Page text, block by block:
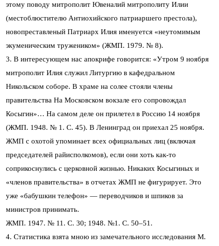
этому поводу митрополит Ювеналий митрополиту Илии
(местоблюстителю Антиохийского патриаршего престола),
новопреставленый Патриарх Илия именуется «неутомимым
экуменическим тружеником» (ЖМП. 1979. № 8).
3. В интересующем нас апокрифе говорится: «Утром 9 ноября
митрополит Илия служил Литургию в кафедральном
Никольском соборе. В храме на солее стояли члены
правительства На Московском вокзале его сопровождал
Косыгин»… На самом деле он прилетел в Россию 14 ноября
(ЖМП. 1948. № 1. С. 45). В Ленинград он приехал 25 ноября.
ЖМП с охотой упоминает всех официальных лиц (включая
председателей райисполкомов), если они хоть как-то
соприкоснулись с церковной жизнью. Никаких Косыгиных и
«членов правительства» в отчетах ЖМП не фигурирует. Это
уже «бабушкин телефон» — переводчиков и шпиков за
министров принимать.
ЖМП. 1947. № 11. С. 30; 1948. №1. С. 50–51.
4. Статистика взята мною из замечательного исследования М.